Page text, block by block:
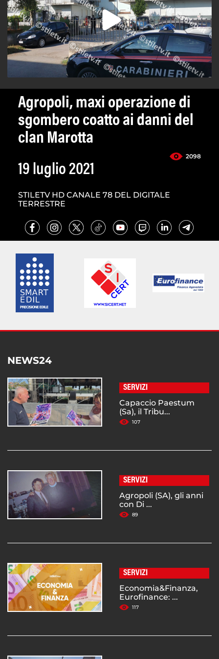
Agropoli, maxi operazione di
sgombero coatto ai danni del
clan Marotta
2098
19 luglio 2021
STILETV HD CANALE 78 DEL DIGITALE
TERRESTRE
NEWS24
SERVIZI
Capaccio Paestum
(Sa), il Tribu...
107
SERVIZI
Agropoli (SA), gli anni
con Di ...
89
SERVIZI
Economia&Finanza,
Eurofinance: ...
117